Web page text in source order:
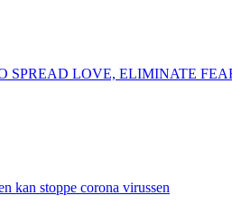
SPREAD LOVE, ELIMINATE
kan stoppe corona virussen